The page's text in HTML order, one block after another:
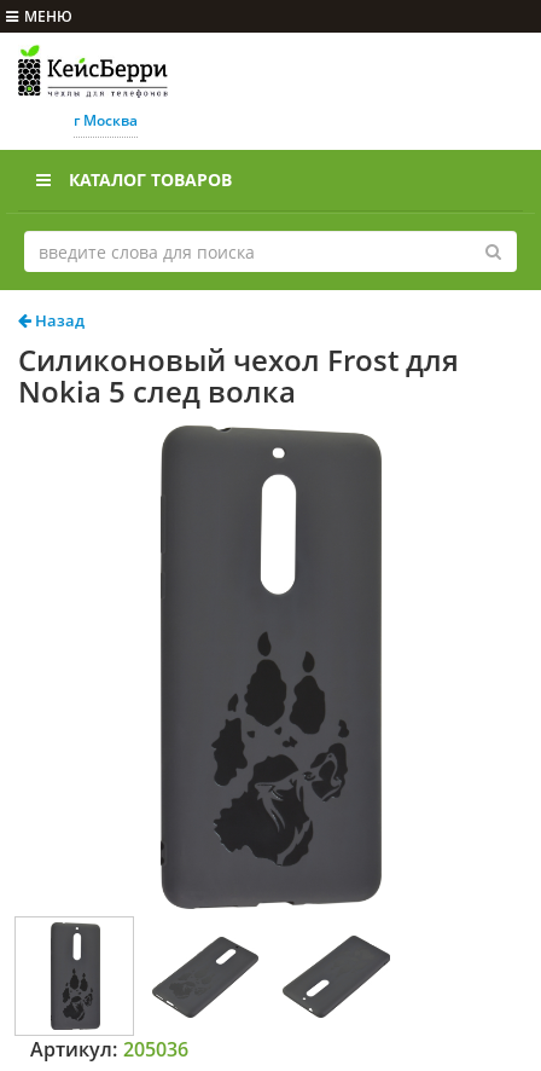
МЕНЮ
г Москва
КАТАЛОГ ТОВАРОВ
Назад
Силиконовый чехол Frost для
Nokia 5 след волка
Артикул: 205036